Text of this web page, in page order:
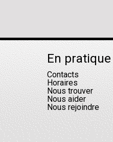
En pratique
Contacts
Horaires
Nous trouver
Nous aider
Nous rejoindre